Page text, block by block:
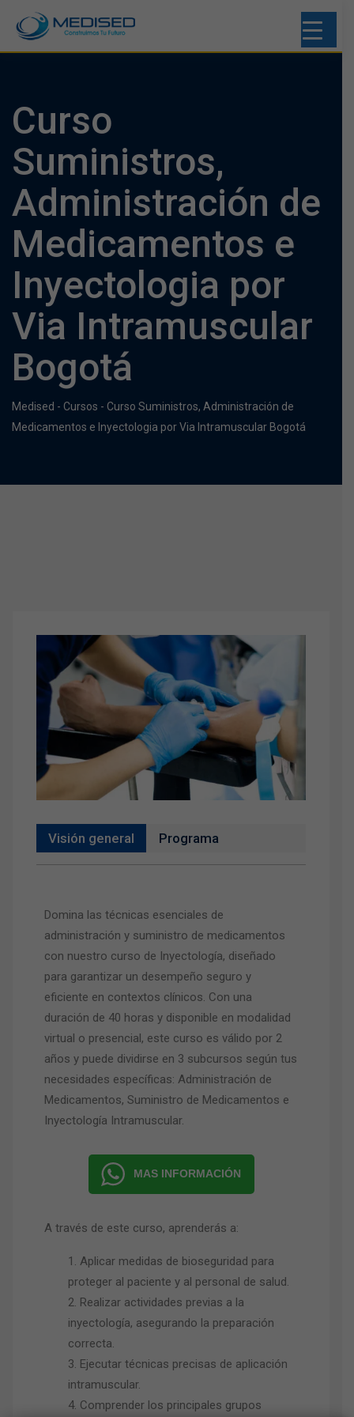
Curso
Suministros,
Administración de
Medicamentos e
Inyectologia por
Via Intramuscular
Bogotá
Medised - Cursos - Curso Suministros, Administración de
Medicamentos e Inyectologia por Via Intramuscular Bogotá
Visión general Programa
Domina las técnicas esenciales de
administración y suministro de medicamentos
con nuestro curso de Inyectología, diseñado
para garantizar un desempeño seguro y
eficiente en contextos clínicos. Con una
duración de 40 horas y disponible en modalidad
virtual o presencial, este curso es válido por 2
años y puede dividirse en 3 subcursos según tus
necesidades específicas: Administración de
Medicamentos, Suministro de Medicamentos e
Inyectología Intramuscular.
MAS INFORMACIÓN
A través de este curso, aprenderás a:
Aplicar medidas de bioseguridad para
proteger al paciente y al personal de salud.
Realizar actividades previas a la
inyectología, asegurando la preparación
correcta.
Ejecutar técnicas precisas de aplicación
intramuscular.
Comprender los principales grupos